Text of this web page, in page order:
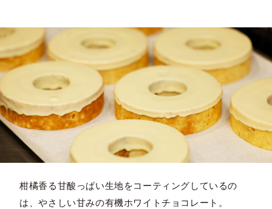
柑橘香る甘酸っぱい生地をコーティングしているの
は、やさしい甘みの有機ホワイトチョコレート。